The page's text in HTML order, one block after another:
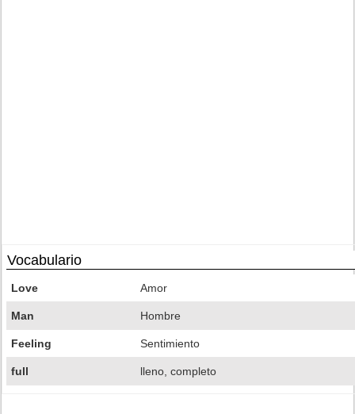
Vocabulario
Love Amor
Man Hombre
Feeling Sentimiento
full lleno, completo